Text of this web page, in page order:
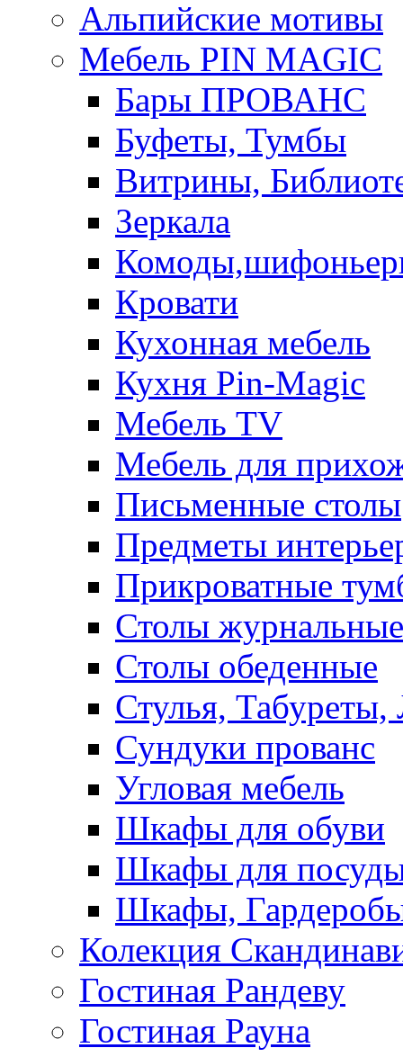
Альпийские мотивы
Мебель PIN MAGIС
Бары ПРОВАНС
Буфеты, Тумбы
Витрины,
Зеркала
Кровати
Кухонная мебель
Кухня Pin-Magic
Мебель TV
Мебель для
Письменные столы
Предметы
Прикроватные
Столы журнальные
Столы обеденные
Стулья, Табуреты,
Сундуки прованс
Угловая мебель
Шкафы для обуви
Шкафы для
Шкафы,
Колекция
Гостиная Рандеву
Гостиная Рауна